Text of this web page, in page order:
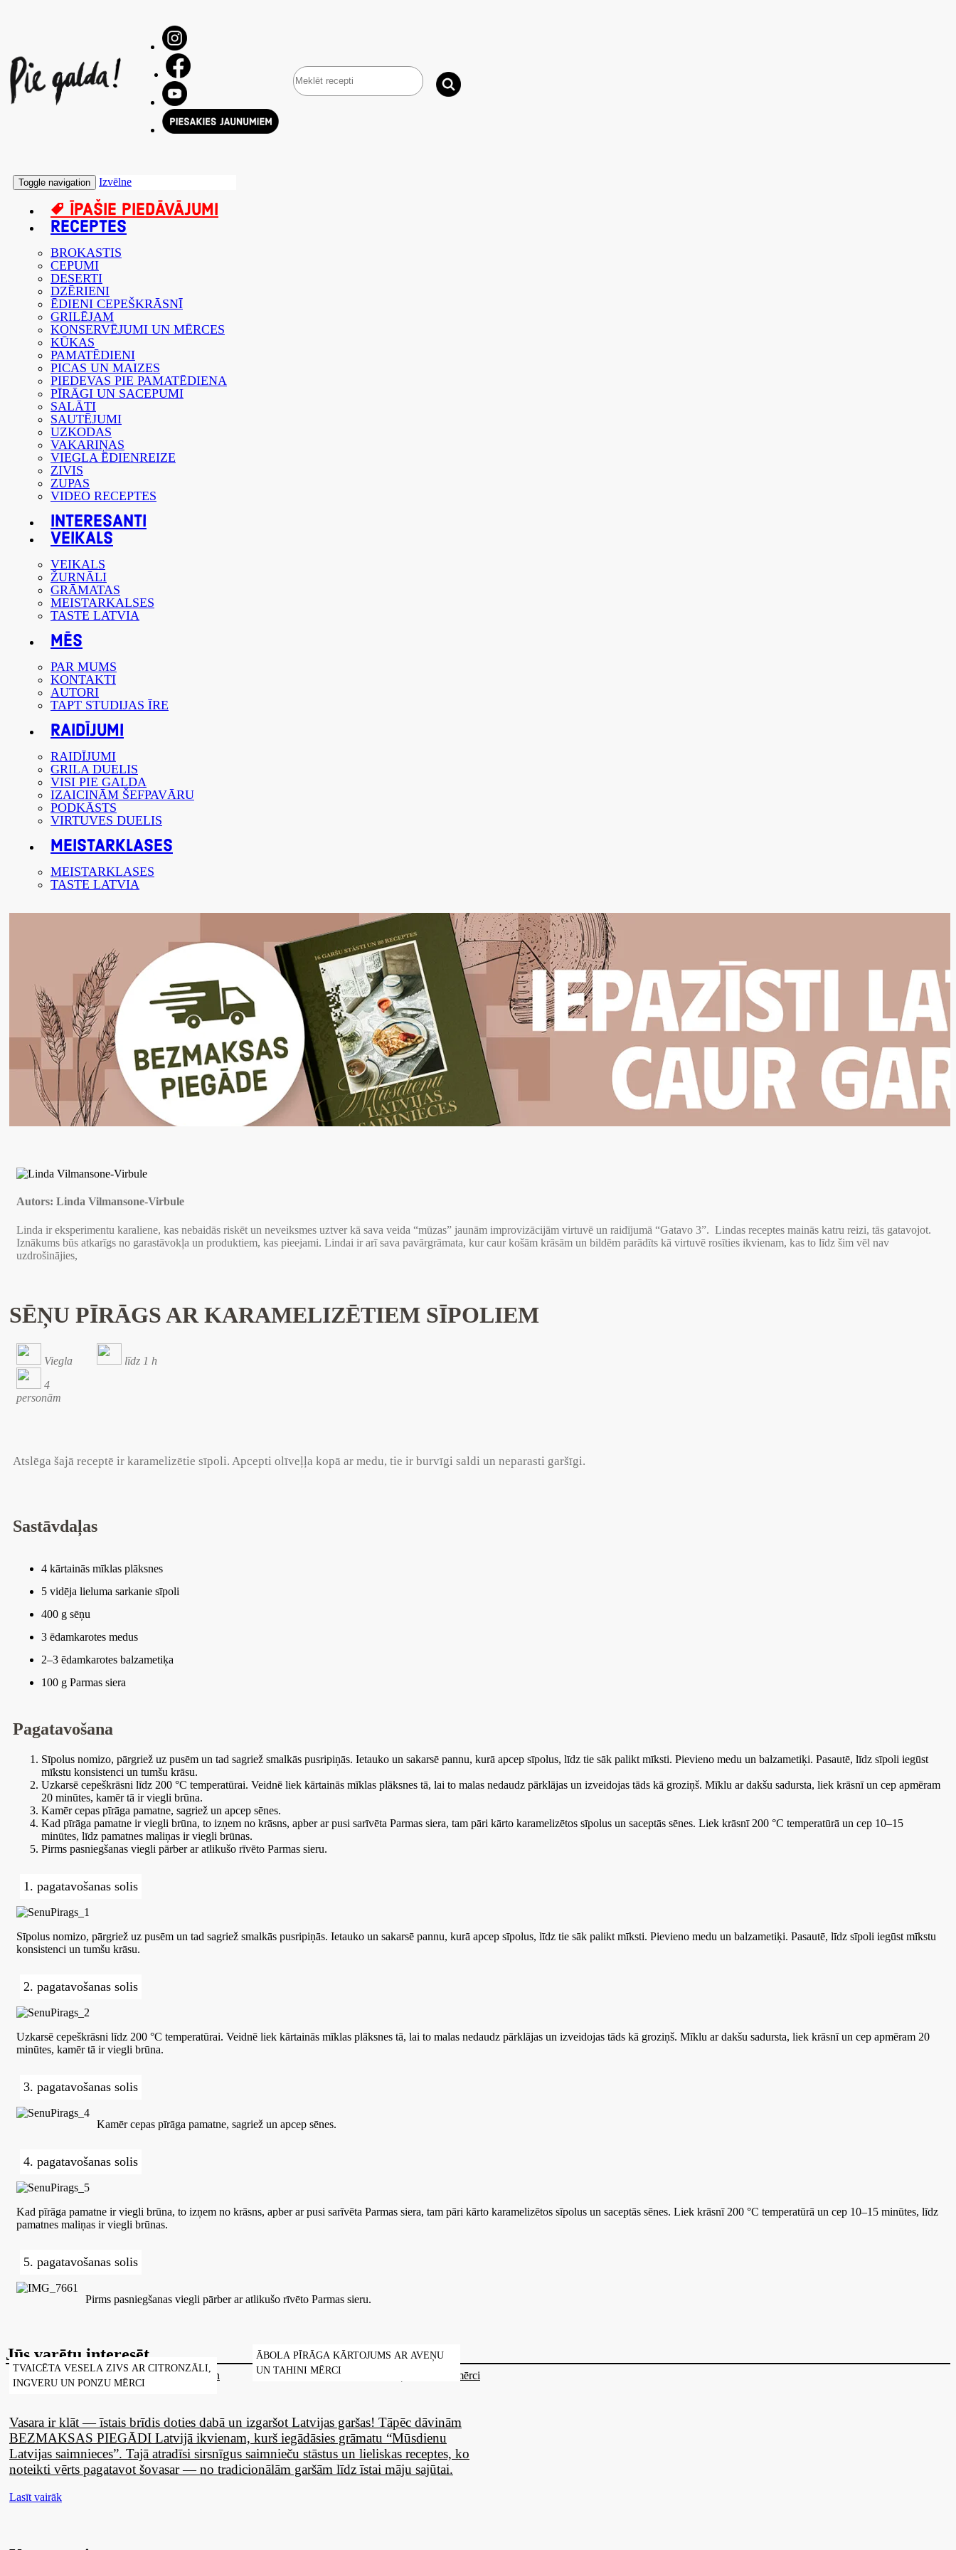
Toggle navigation Izvēlne
ĪPAŠIE PIEDĀVĀJUMI
RECEPTES
BROKASTIS
CEPUMI
DESERTI
DZĒRIENI
ĒDIENI CEPEŠKRĀSNĪ
GRILĒJAM
KONSERVĒJUMI UN MĒRCES
KŪKAS
PAMATĒDIENI
PICAS UN MAIZES
PIEDEVAS PIE PAMATĒDIENA
PĪRĀGI UN SACEPUMI
SALĀTI
SAUTĒJUMI
UZKODAS
VAKARIŅAS
VIEGLA ĒDIENREIZE
ZIVIS
ZUPAS
VIDEO RECEPTES
INTERESANTI
VEIKALS
VEIKALS
ŽURNĀLI
GRĀMATAS
MEISTARKALSES
TASTE LATVIA
MĒS
PAR MUMS
KONTAKTI
AUTORI
TAPT STUDIJAS ĪRE
RAIDĪJUMI
RAIDĪJUMI
GRILA DUELIS
VISI PIE GALDA
IZAICINĀM ŠEFPAVĀRU
PODKĀSTS
VIRTUVES DUELIS
MEISTARKLASES
MEISTARKLASES
TASTE LATVIA
Autors: Linda Vilmansone-Virbule
Linda ir eksperimentu karaliene, kas nebaidās riskēt un neveiksmes uztver kā sava veida “mūzas” jaunām improvizācijām virtuvē un raidījumā “Gatavo 3”. Lindas receptes mainās katru reizi, tās gatavojot.
Iznākums būs atkarīgs no garastāvokļa un produktiem, kas pieejami. Lindai ir arī sava pavārgrāmata, kur caur košām krāsām un bildēm parādīts kā virtuvē rosīties ikvienam, kas to līdz šim vēl nav
uzdrošinājies,
SĒŅU PĪRĀGS AR KARAMELIZĒTIEM SĪPOLIEM
Viegla
līdz 1 h
4
personām
Atslēga šajā receptē ir karamelizētie sīpoli. Apcepti olīveļļa kopā ar medu, tie ir burvīgi saldi un neparasti garšīgi.
Sastāvdaļas
4 kārtainās mīklas plāksnes
5 vidēja lieluma sarkanie sīpoli
400 g sēņu
3 ēdamkarotes medus
2–3 ēdamkarotes balzametiķa
100 g Parmas siera
Pagatavošana
Sīpolus nomizo, pārgriež uz pusēm un tad sagriež smalkās pusripiņās. Ietauko un sakarsē pannu, kurā apcep sīpolus, līdz tie sāk palikt mīksti. Pievieno medu un balzametiķi. Pasautē, līdz sīpoli iegūst
mīkstu konsistenci un tumšu krāsu.
Uzkarsē cepeškrāsni līdz 200 °C temperatūrai. Veidnē liek kārtainās mīklas plāksnes­­­­ tā, lai to malas nedaudz pārklājas un izveidojas tāds kā groziņš. Mīklu ar dakšu sadursta, liek krāsnī un cep apmēram
20 minūtes, kamēr tā ir viegli brūna.
Kamēr cepas pīrāga pamatne, sagriež un apcep sēnes.
Kad pīrāga pamatne ir viegli brūna, to izņem no krāsns, apber ar pusi sarīvēta Parmas siera, tam pāri kārto karamelizētos sīpolus un saceptās sēnes. Liek krāsnī 200 °C temperatūrā un cep 10–15
minūtes, līdz pamatnes maliņas ir viegli brūnas.
Pirms pasniegšanas viegli pārber ar atlikušo rīvēto Parmas sieru.
1. pagatavošanas solis
Sīpolus nomizo, pārgriež uz pusēm un tad sagriež smalkās pusripiņās. Ietauko un sakarsē pannu, kurā apcep sīpolus, līdz tie sāk palikt mīksti. Pievieno medu un balzametiķi. Pasautē, līdz sīpoli iegūst mīkstu
konsistenci un tumšu krāsu.
2. pagatavošanas solis
Uzkarsē cepeškrāsni līdz 200 °C temperatūrai. Veidnē liek kārtainās mīklas plāksnes­­­­ tā, lai to malas nedaudz pārklājas un izveidojas tāds kā groziņš. Mīklu ar dakšu sadursta, liek krāsnī un cep apmēram 20
minūtes, kamēr tā ir viegli brūna.
3. pagatavošanas solis
Kamēr cepas pīrāga pamatne, sagriež un apcep sēnes.
4. pagatavošanas solis
Kad pīrāga pamatne ir viegli brūna, to izņem no krāsns, apber ar pusi sarīvēta Parmas siera, tam pāri kārto karamelizētos sīpolus un saceptās sēnes. Liek krāsnī 200 °C temperatūrā un cep 10–15 minūtes, līdz
pamatnes maliņas ir viegli brūnas.
5. pagatavošanas solis
Pirms pasniegšanas viegli pārber ar atlikušo rīvēto Parmas sieru.
Jūs varētu interesēt
TVAICĒTA VESELA ZIVS AR CITRONZĀLI,
INGVERU UN PONZU MĒRCI
ĀBOLA PĪRĀGA KĀRTOJUMS AR AVEŅU
UN TAHINI MĒRCI
Vasara ir klāt — īstais brīdis doties dabā un izgaršot Latvijas garšas! Tāpēc dāvinām
BEZMAKSAS PIEGĀDI Latvijā ikvienam, kurš iegādāsies grāmatu “Mūsdienu
Latvijas saimnieces”. Tajā atradīsi sirsnīgus saimnieču stāstus un lieliskas receptes, ko
noteikti vērts pagatavot šovasar — no tradicionālām garšām līdz īstai māju sajūtai.
Lasīt vairāk